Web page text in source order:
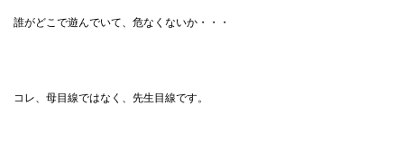
誰がどこで遊んでいて、危なくないか・・・
コレ、母目線ではなく、先生目線です。